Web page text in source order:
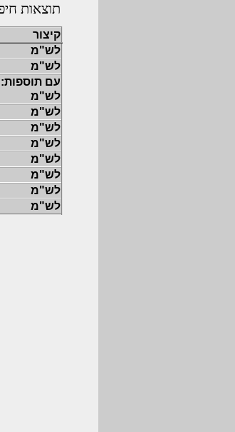
תוצאות
קיצור
לש"מ
לש"מ
עם תוספות:
לש"מ
לש"מ
לש"מ
לש"מ
לש"מ
לש"מ
לש"מ
לש"מ